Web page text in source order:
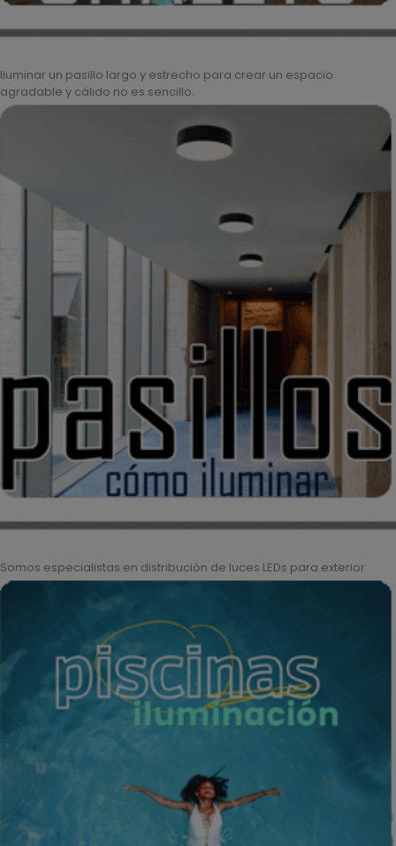
Iluminar un pasillo largo y estrecho para crear un espacio
agradable y cálido no es sencillo.
Somos especialistas en distribución de luces LEDs para exterior